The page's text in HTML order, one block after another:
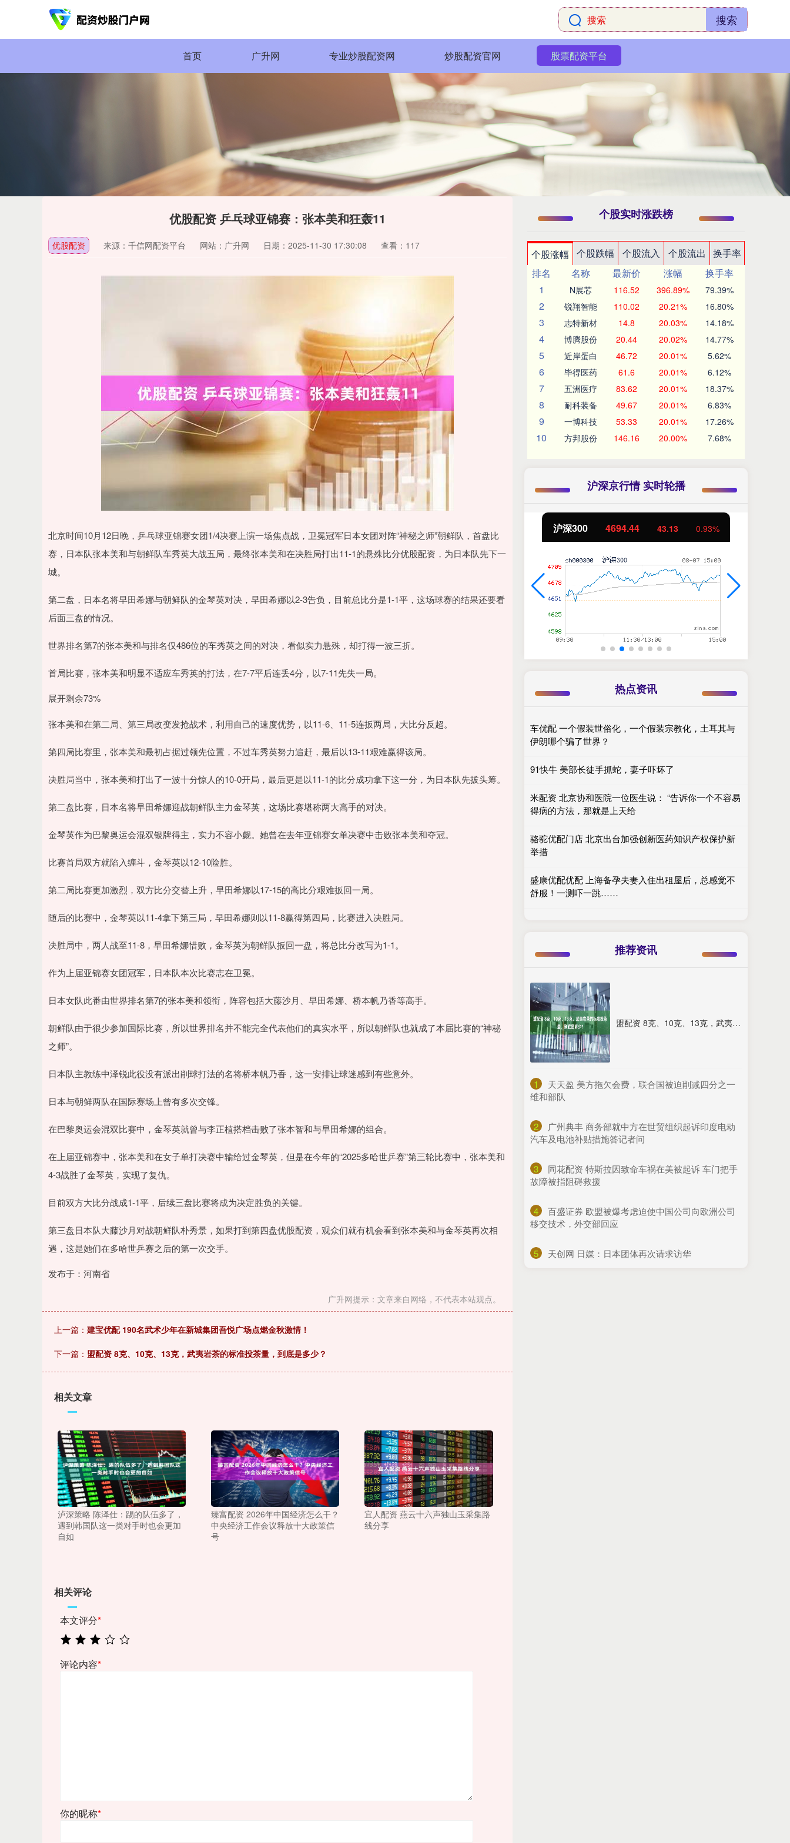
搜索
首页 广升网 专业炒股配资网 炒股配资官网 股票配资平台
优股配资 乒乓球亚锦赛：张本美和狂轰11
优股配资 来源：千信网配资平台 网站：广升网 日期：2025-11-30 17:30:08 查看：117
北京时间10月12日晚，乒乓球亚锦赛女团1/4决赛上演一场焦点战，卫冕冠军日本女团对阵“神秘之师”朝鲜队，首盘比
赛，日本队张本美和与朝鲜队车秀英大战五局，最终张本美和在决胜局打出11-1的悬殊比分优股配资，为日本队先下一
城。
第二盘，日本名将早田希娜与朝鲜队的金琴英对决，早田希娜以2-3告负，目前总比分是1-1平，这场球赛的结果还要看
后面三盘的情况。
世界排名第7的张本美和与排名仅486位的车秀英之间的对决，看似实力悬殊，却打得一波三折。
首局比赛，张本美和明显不适应车秀英的打法，在7-7平后连丢4分，以7-11先失一局。
展开剩余73%
张本美和在第二局、第三局改变发抢战术，利用自己的速度优势，以11-6、11-5连扳两局，大比分反超。
第四局比赛里，张本美和最初占据过领先位置，不过车秀英努力追赶，最后以13-11艰难赢得该局。
决胜局当中，张本美和打出了一波十分惊人的10-0开局，最后更是以11-1的比分成功拿下这一分，为日本队先拔头筹。
第二盘比赛，日本名将早田希娜迎战朝鲜队主力金琴英，这场比赛堪称两大高手的对决。
金琴英作为巴黎奥运会混双银牌得主，实力不容小觑。她曾在去年亚锦赛女单决赛中击败张本美和夺冠。
比赛首局双方就陷入缠斗，金琴英以12-10险胜。
第二局比赛更加激烈，双方比分交替上升，早田希娜以17-15的高比分艰难扳回一局。
随后的比赛中，金琴英以11-4拿下第三局，早田希娜则以11-8赢得第四局，比赛进入决胜局。
决胜局中，两人战至11-8，早田希娜惜败，金琴英为朝鲜队扳回一盘，将总比分改写为1-1。
作为上届亚锦赛女团冠军，日本队本次比赛志在卫冕。
日本女队此番由世界排名第7的张本美和领衔，阵容包括大藤沙月、早田希娜、桥本帆乃香等高手。
朝鲜队由于很少参加国际比赛，所以世界排名并不能完全代表他们的真实水平，所以朝鲜队也就成了本届比赛的“神秘
之师”。
日本队主教练中泽锐此役没有派出削球打法的名将桥本帆乃香，这一安排让球迷感到有些意外。
日本与朝鲜两队在国际赛场上曾有多次交锋。
在巴黎奥运会混双比赛中，金琴英就曾与李正植搭档击败了张本智和与早田希娜的组合。
在上届亚锦赛中，张本美和在女子单打决赛中输给过金琴英，但是在今年的“2025多哈世乒赛”第三轮比赛中，张本美和
4-3战胜了金琴英，实现了复仇。
目前双方大比分战成1-1平，后续三盘比赛将成为决定胜负的关键。
第三盘日本队大藤沙月对战朝鲜队朴秀景，如果打到第四盘优股配资，观众们就有机会看到张本美和与金琴英再次相
遇，这是她们在多哈世乒赛之后的第一次交手。
发布于：河南省
广升网提示：文章来自网络，不代表本站观点。
上一篇： 建宝优配 190名武术少年在新城集团吾悦广场点燃金秋激情！
下一篇： 盟配资 8克、10克、13克，武夷岩茶的标准投茶量，到底是多少？
相关文章
泸深策略 陈泽仕：踢的队伍多了，
遇到韩国队这一类对手时也会更加
自如
臻富配资 2026年中国经济怎么干？
中央经济工作会议释放十大政策信
号
宜人配资 燕云十六声独山玉采集路
线分享
相关评论
本文评分*
评论内容*
你的昵称*
个股实时涨跌榜
个股涨幅 个股跌幅 个股流入 个股流出
换手率
排名
名称 最新价 涨幅
换手率
1
N展芯 116.52 396.89% 79.39%
2 锐翔智能 110.02 20.21% 16.80%
3 志特新材 14.8 20.03% 14.18%
4 博腾股份 20.44 20.02% 14.77%
5 近岸蛋白 46.72 20.01% 5.62%
6 毕得医药 61.6 20.01% 6.12%
7 五洲医疗 83.62 20.01% 18.37%
8 耐科装备 49.67 20.01% 6.83%
9 一博科技 53.33 20.01% 17.26%
10 方邦股份 146.16 20.00% 7.68%
沪深京行情 实时轮播
39.68 1.02% 深证成指 14311.01 沪深300 4694.44 43.13 北证50 1134.24 11.37
热点资讯
车优配 一个假装世俗化，一个假装宗教化，土耳其与
伊朗哪个骗了世界？
91快牛 美部长徒手抓蛇，妻子吓坏了
米配资 北京协和医院一位医生说： “告诉你一个不容易
得病的方法，那就是上天给
骆驼优配门店 北京出台加强创新医药知识产权保护新
举措
盛康优配优配 上海备孕夫妻入住出租屋后，总感觉不
舒服！一测吓一跳……
推荐资讯
盟配资 8克、10克、13克，武夷岩茶的标准投茶量，到底是多少？
1
​天天盈 美方拖欠会费，联合国被迫削减四分之一
维和部队
2
​广州典丰 商务部就中方在世贸组织起诉印度电动
汽车及电池补贴措施答记者问
3
​同花配资 特斯拉因致命车祸在美被起诉 车门把手
故障被指阻碍救援
4
​百盛证券 欧盟被爆考虑迫使中国公司向欧洲公司
移交技术，外交部回应
5 ​天创网 日媒：日本团体再次请求访华